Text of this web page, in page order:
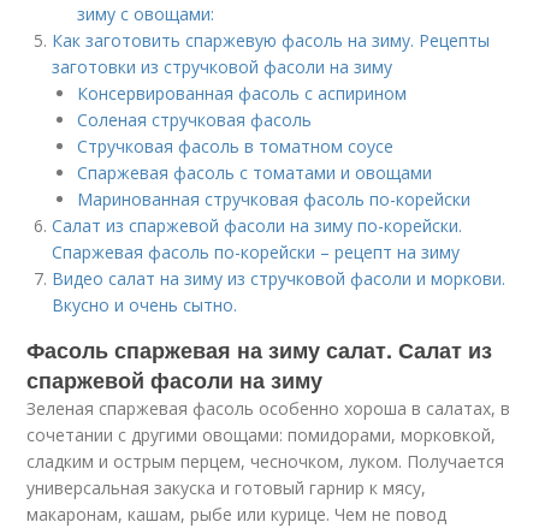
зиму с овощами:
Как заготовить спаржевую фасоль на зиму. Рецепты
заготовки из стручковой фасоли на зиму
Консервированная фасоль с аспирином
Соленая стручковая фасоль
Стручковая фасоль в томатном соусе
Спаржевая фасоль с томатами и овощами
Маринованная стручковая фасоль по-корейски
Салат из спаржевой фасоли на зиму по-корейски.
Спаржевая фасоль по-корейски – рецепт на зиму
Видео салат на зиму из стручковой фасоли и моркови.
Вкусно и очень сытно.
Фасоль спаржевая на зиму салат. Салат из
спаржевой фасоли на зиму
Зеленая спаржевая фасоль особенно хороша в салатах, в
сочетании с другими овощами: помидорами, морковкой,
сладким и острым перцем, чесночком, луком. Получается
универсальная закуска и готовый гарнир к мясу,
макаронам, кашам, рыбе или курице. Чем не повод